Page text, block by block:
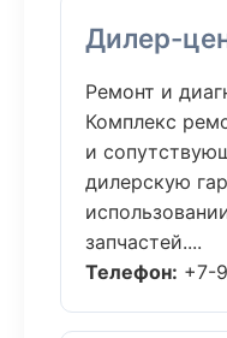
Дилер-
Ремонт и
Комплекс
и
дилерскую
запчастей....
Телефон: +7-